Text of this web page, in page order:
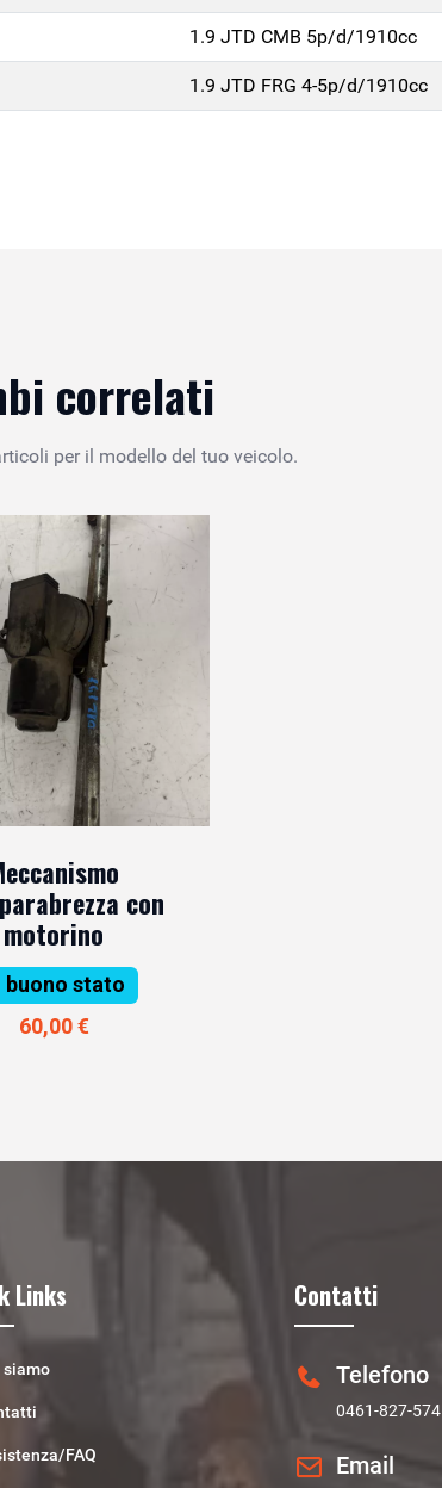
1.9 JTD CMB 5p/d/1910cc
1.9 JTD FRG 4-5p/d/1910cc
correlati
per il modello del tuo veicolo.
con
motorino
buono stato
60,00 €
Links
siamo
FAQ
Contatti
Telefono
0461-827-574
Email